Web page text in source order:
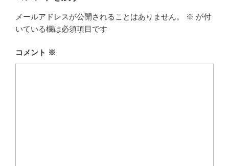
メールアドレスが公開されることはありません。 ※ が付
いている欄は必須項目です
コメント ※